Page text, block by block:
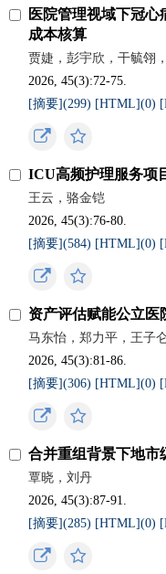
医院管理视域下冠
成本核算
贾婕，彭宇欣，干毓翎
2026, 45(3):72-75.
[摘要](299) [HTML](0)
ICU高频护理服务项
王云，骆金铠
2026, 45(3):76-80.
[摘要](584) [HTML](0)
资产评估赋能公立医
马东怡，郑力平，王子
2026, 45(3):81-86.
[摘要](306) [HTML](0)
合并重组背景下地市
覃晓，刘丹
2026, 45(3):87-91.
[摘要](285) [HTML](0)